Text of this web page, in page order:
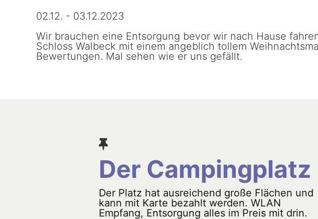
02.12. - 03.12.2023
Wir brauchen eine Entsorgung bevor wir nach Hause
Schloss Walbeck mit einem angeblich tollem
Bewertungen. Mal sehen wie er uns gefällt.
Der Campingplatz
Der Platz hat ausreichend große Flächen und
kann mit Karte bezahlt werden. WLAN
Empfang, Entsorgung alles im Preis mit drin.